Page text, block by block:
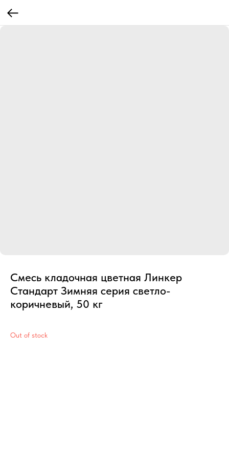
Смесь кладочная цветная Линкер
Стандарт Зимняя серия светло-
коричневый, 50 кг
Out of stock